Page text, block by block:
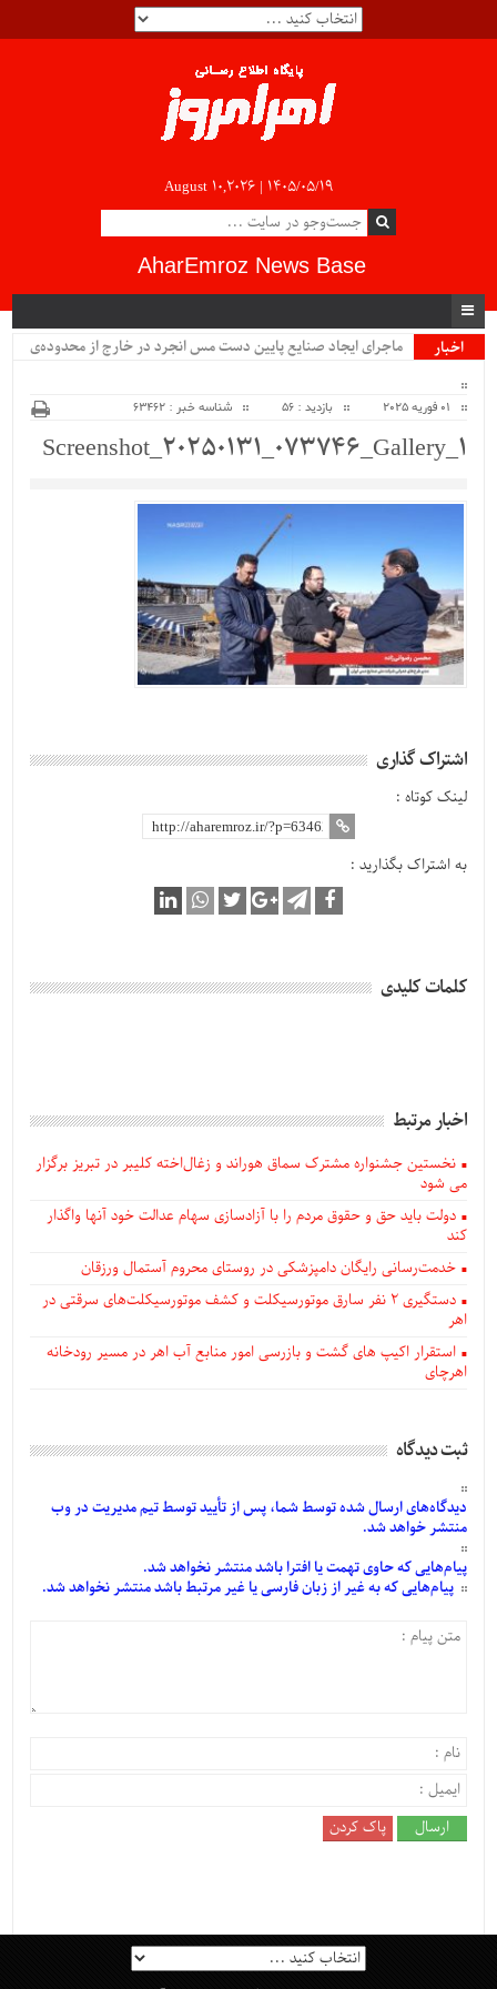
August 10,2026 | ۱۴۰۵/۰۵/۱۹
AharEmroz News Base
اخبار
ماجرای ایجاد صنایع پایین دست مس انجرد در خارج از محدوده‌ی
بازدید : 56 شناسه خبر : 63462
Screenshot_20250131_073746_Gallery_1
اشتراک گذاری
لینک کوتاه :
به اشتراک بگذارید :
کلمات کلیدی
اخبار مرتبط
نخستین جشنواره مشترک سماق هوراند و زغال‌اخته کلیبر در تبریز برگزار
می شود
دولت باید حق و حقوق مردم را با آزادسازی سهام عدالت خود آنها واگذار
کند
خدمت‌رسانی رایگان دامپزشکی در روستای محروم آستمال ورزقان
دستگيری ۲ نفر سارق موتورسیکلت و کشف موتورسیکلت‌های سرقتی در
اهر
استقرار اکیپ های گشت و بازرسی امور منابع آب اهر در مسیر رودخانه
اهرچای
ثبت دیدگاه
دیدگاه‌هایارسالشدهتوسط شما، پس ازتأییدتوسط تیم مدیریت در وب
منتشر خواهد شد.
پیام‌هاییکه حاوی تهمت یا افترا باشد منتشر نخواهد شد.
پیام‌هاییکه به غیر از زبان فارسی یا غیر مرتبط باشد منتشر نخواهد شد.